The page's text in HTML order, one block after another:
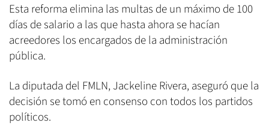
Esta reforma elimina las multas de un máximo de 100
días de salario a las que hasta ahora se hacían
acreedores los encargados de la administración
pública.
La diputada del FMLN, Jackeline Rivera, aseguró que la
decisión se tomó en consenso con todos los partidos
políticos.